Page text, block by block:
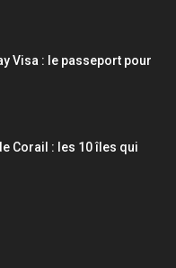
Visa : le passeport pour
Corail : les 10 îles qui